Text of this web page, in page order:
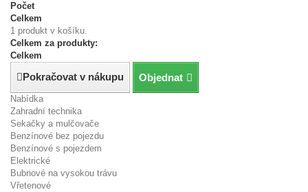
Počet
Celkem
1 produkt v košíku.
Celkem za produkty:
Celkem
Pokračovat v nákupu Objednat
Nabídka
Zahradní technika
Sekačky a mulčovače
Benzínové bez pojezdu
Benzínové s pojezdem
Elektrické
Bubnové na vysokou trávu
Vřetenové